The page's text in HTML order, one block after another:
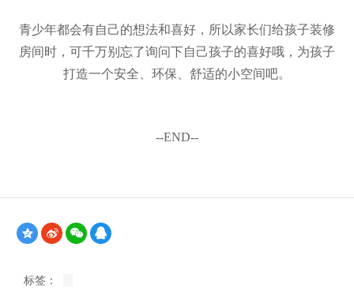
青少年都会有自己的想法和喜好，所以家长们给孩子装修
房间时，可千万别忘了询问下自己孩子的喜好哦，为孩子
打造一个安全、环保、舒适的小空间吧。
--END--
标签：